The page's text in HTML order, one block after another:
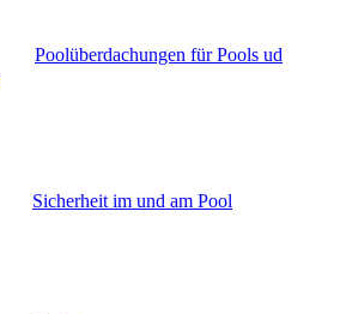
Poolüberdachungen für Pools ud
Sicherheit im und am Pool